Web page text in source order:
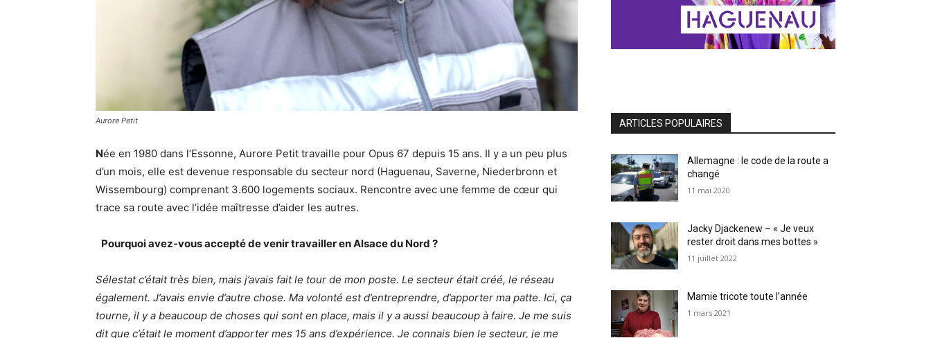
Aurore Petit
Née en 1980 dans l’Essonne, Aurore Petit travaille pour Opus 67 depuis 15 ans. Il y a un peu plus
d’un mois, elle est devenue responsable du secteur nord (Haguenau, Saverne, Niederbronn et
Wissembourg) comprenant 3.600 logements sociaux. Rencontre avec une femme de cœur qui
trace sa route avec l’idée maîtresse d’aider les autres.
Pourquoi avez-vous accepté de venir travailler en Alsace du Nord ?
Sélestat c’était très bien, mais j’avais fait le tour de mon poste. Le secteur était créé, le réseau
également. J’avais envie d’autre chose. Ma volonté est d’entreprendre, d’apporter ma patte. Ici, ça
tourne, il y a beaucoup de choses qui sont en place, mais il y a aussi beaucoup à faire. Je me suis
dit que c’était le moment d’apporter mes 15 ans d’expérience. Je connais bien le secteur, je me
ARTICLES POPULAIRES
Allemagne : le code de la route a
changé
11 mai 2020
Jacky Djackenew – « Je veux
rester droit dans mes bottes »
11 juillet 2022
Mamie tricote toute l’année
1 mars 2021